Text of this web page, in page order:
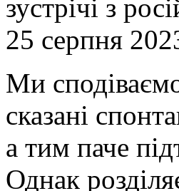
зустрічі з
25 серпня
Ми
сказані
а тим паче
Однак